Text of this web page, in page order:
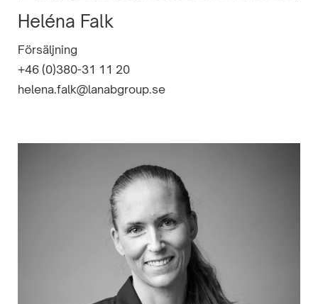
Heléna Falk
Försäljning
+46 (0)380-31 11 20
helena.falk@lanabgroup.se